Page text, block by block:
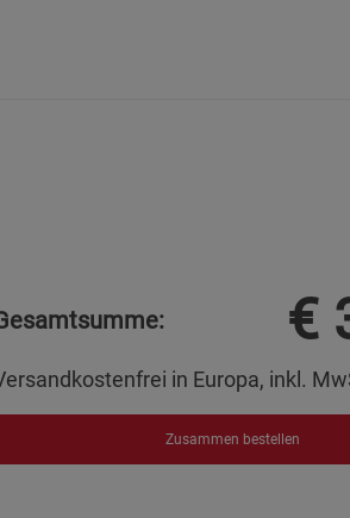
€
in Europa, inkl.
Zusammen bestellen